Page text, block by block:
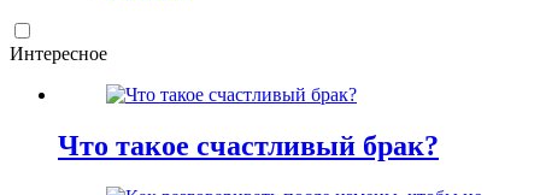
Интересное
Что такое счастливый брак?